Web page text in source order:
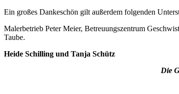
Ein großes Dankeschön gilt außerdem folgenden
Malerbetrieb Peter Meier, Betreuungszentrum
Taube.
Heide Schilling und Tanja Schütz
Die